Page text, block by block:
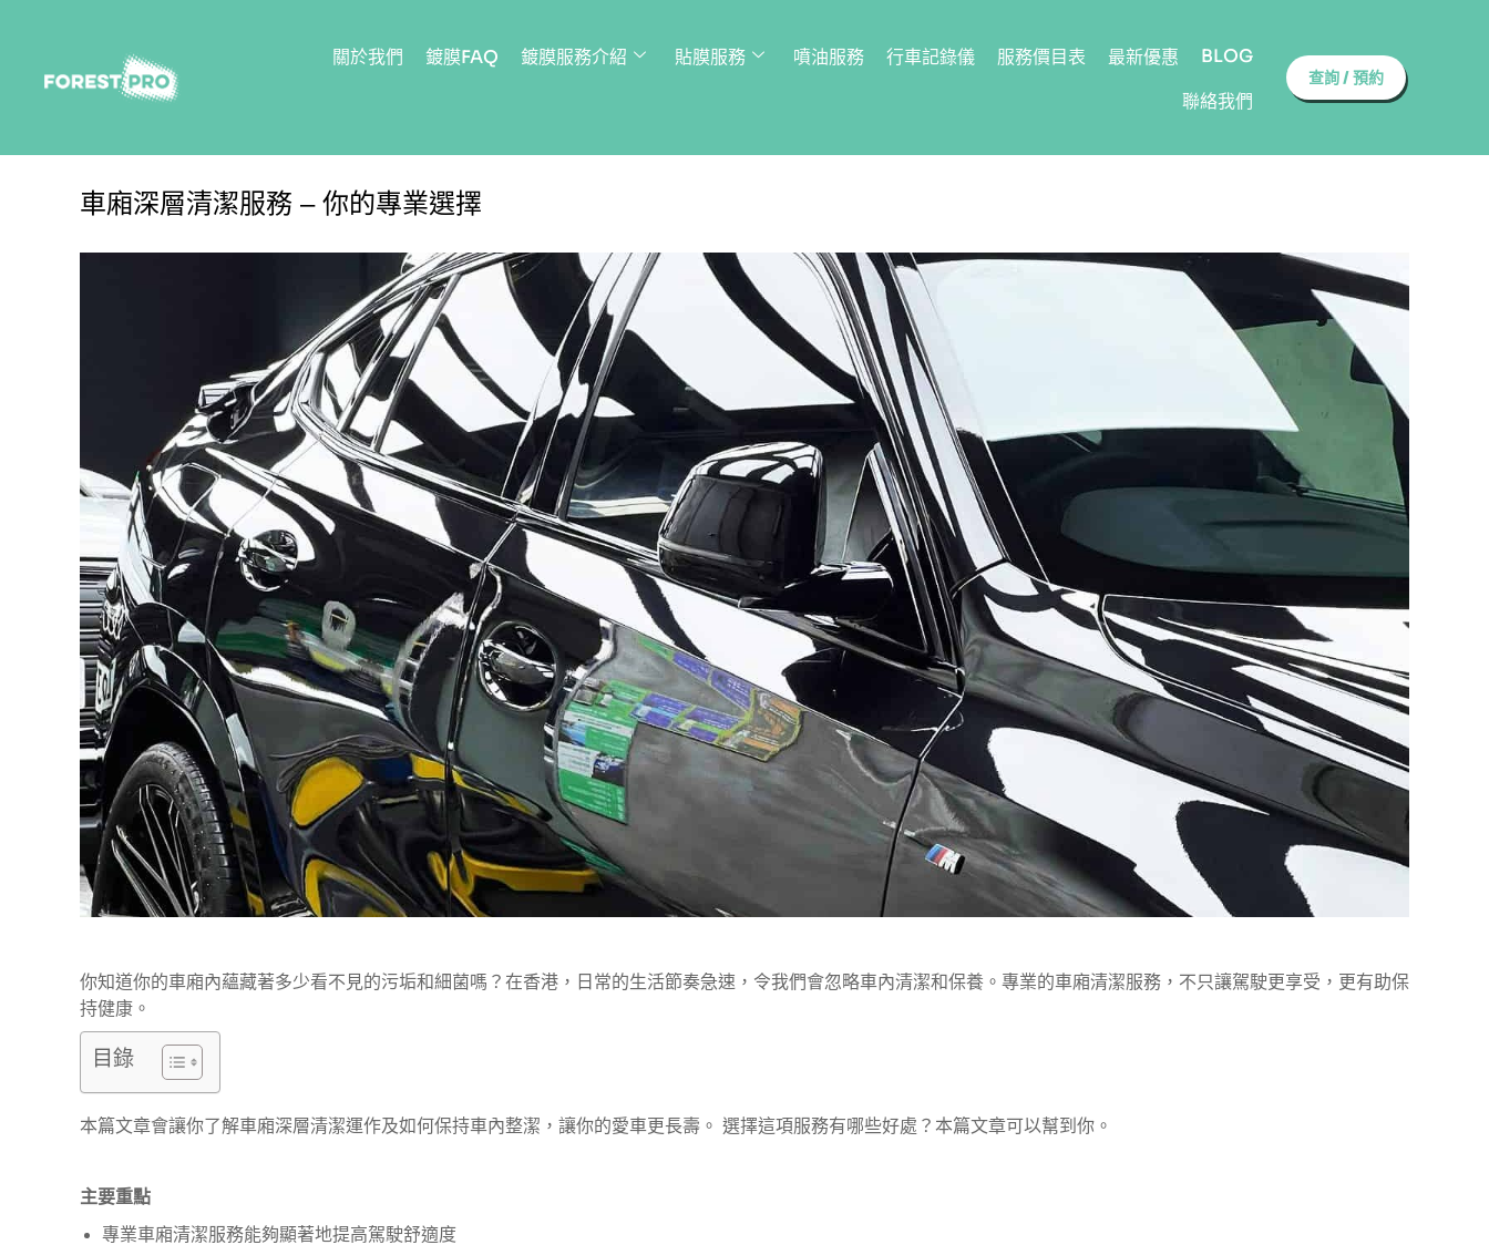
關於我們 鍍膜FAQ 鍍膜服務介紹 貼膜服務 噴油服務 行車記錄儀 服務價目表 最新優惠
BLOG
聯絡我們
查詢 / 預約
車廂深層清潔服務 – 你的專業選擇
你知道你的車廂內蘊藏著多少看不見的污垢和細菌嗎？在香港，日常的生活節奏急速，令我們會忽略車內清潔和保養。專業的車廂清潔服務，不只讓駕駛更享受，更有助保
持健康。
目錄
本篇文章會讓你了解車廂深層清潔運作及如何保持車內整潔，讓你的愛車更長壽。 選擇這項服務有哪些好處？本篇文章可以幫到你。
主要重點
專業車廂清潔服務能夠顯著地提高駕駛舒適度